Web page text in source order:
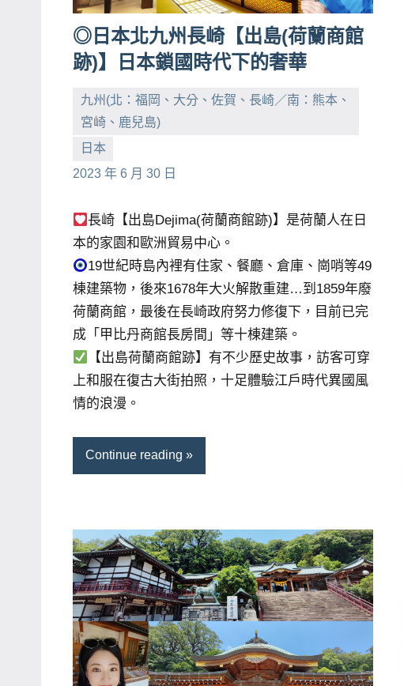
校
企
業
座、
部
落
客
旅
遊
雜
誌
專
光
局
合
作
人
★
◎日本北九州長崎【出島(荷蘭商館
跡)】日本鎖國時代下的奢華
九州(北：福岡、大分、佐賀、長崎／南：熊本、
宮崎、鹿兒島)
日本
2023 年 6 月 30 日
小
芳
No
comments
長崎【出島Dejima(荷蘭商館跡)】是荷蘭人在日
本的家園和歐洲貿易中心。
19世紀時島內裡有住家、餐廳、倉庫、崗哨等49
棟建築物，後來1678年大火解散重建…到1859年廢
荷蘭商館，最後在長崎政府努力修復下，目前已完
成「甲比丹商館長房間」等十棟建築。
【出島荷蘭商館跡】有不少歷史故事，訪客可穿
上和服在復古大街拍照，十足體驗江戶時代異國風
情的浪漫。
Continue reading